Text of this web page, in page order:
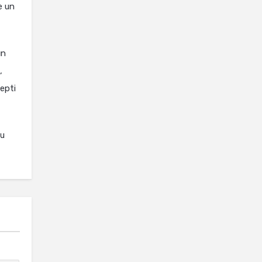
un